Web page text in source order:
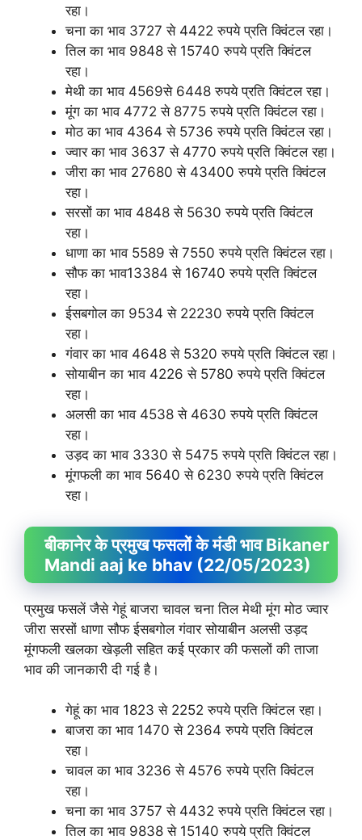
रहा।
चना का भाव 3727 से 4422 रुपये प्रति क्विंटल रहा।
तिल का भाव 9848 से 15740 रुपये प्रति क्विंटल
रहा।
मेथी का भाव 4569से 6448 रुपये प्रति क्विंटल रहा।
मूंग का भाव 4772 से 8775 रुपये प्रति क्विंटल रहा।
मोठ का भाव 4364 से 5736 रुपये प्रति क्विंटल रहा।
ज्वार का भाव 3637 से 4770 रुपये प्रति क्विंटल रहा।
जीरा का भाव 27680 से 43400 रुपये प्रति क्विंटल
रहा।
सरसों का भाव 4848 से 5630 रुपये प्रति क्विंटल
रहा।
धाणा का भाव 5589 से 7550 रुपये प्रति क्विंटल रहा।
सौफ का भाव13384 से 16740 रुपये प्रति क्विंटल
रहा।
ईसबगोल का 9534 से 22230 रुपये प्रति क्विंटल
रहा।
गंवार का भाव 4648 से 5320 रुपये प्रति क्विंटल रहा।
सोयाबीन का भाव 4226 से 5780 रुपये प्रति क्विंटल
रहा।
अलसी का भाव 4538 से 4630 रुपये प्रति क्विंटल
रहा।
उड़द का भाव 3330 से 5475 रुपये प्रति क्विंटल रहा।
मूंगफली का भाव 5640 से 6230 रुपये प्रति क्विंटल
रहा।
बीकानेर के प्रमुख फसलों के मंडी भाव Bikaner
Mandi aaj ke bhav (22/05/2023)
प्रमुख फसलें जैसे गेहूं बाजरा चावल चना तिल मेथी मूंग मोठ ज्वार
जीरा सरसों धाणा सौफ ईसबगोल गंवार सोयाबीन अलसी उड़द
मूंगफली खलका खेड़ली सहित कई प्रकार की फसलों की ताजा
भाव की जानकारी दी गई है।
गेहूं का भाव 1823 से 2252 रुपये प्रति क्विंटल रहा।
बाजरा का भाव 1470 से 2364 रुपये प्रति क्विंटल
रहा।
चावल का भाव 3236 से 4576 रुपये प्रति क्विंटल
रहा।
चना का भाव 3757 से 4432 रुपये प्रति क्विंटल रहा।
तिल का भाव 9838 से 15140 रुपये प्रति क्विंटल